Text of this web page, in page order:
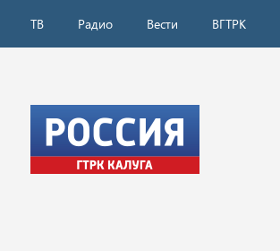
ТВ Радио Вести ВГТРК